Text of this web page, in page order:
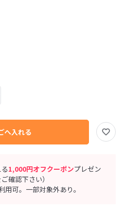
1,000円オフクーポンプレゼン
確認下さい）
可。一部対象外あり。